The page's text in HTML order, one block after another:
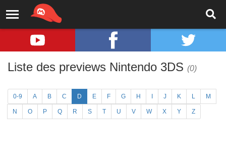
Liste des previews Nintendo 3DS (0)
0-9 A B C D E F G H J K L M
N O P Q R S T U V W X Y Z